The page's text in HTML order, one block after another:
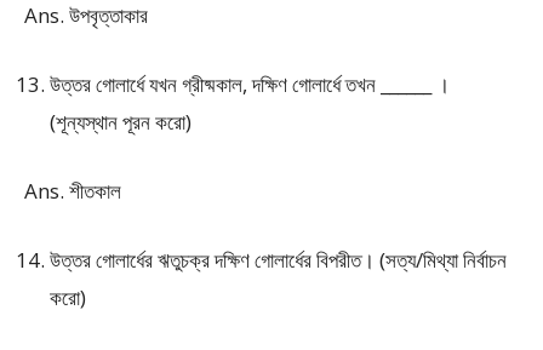
Ans. উপবৃত্তাকার
উত্তর গোলার্ধে যখন গ্রীষ্মকাল, দক্ষিণ গোলার্ধে তখন ______ ।
(শূন্যস্থান পূরন করো)
Ans. শীতকাল
উত্তর গোলার্ধের ঋতুচক্র দক্ষিণ গোলার্ধের বিপরীত। (সত্য/মিথ্যা নির্বাচন
করো)